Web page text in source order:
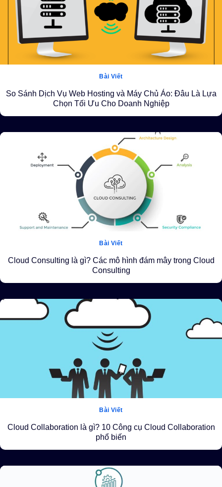
Bài Viết
So Sánh Dịch Vụ Web Hosting và Máy Chủ Ảo: Đâu Là Lựa
Chọn Tối Ưu Cho Doanh Nghiệp
Bài Viết
Cloud Consulting là gì? Các mô hình đám mây trong Cloud
Consulting
Bài Viết
Cloud Collaboration là gì? 10 Công cụ Cloud Collaboration
phổ biến